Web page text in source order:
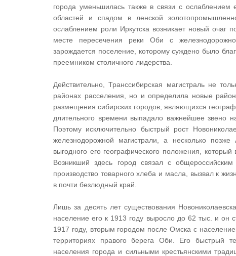
города уменьшилась также в связи с ослаблением
областей и спадом в ленской
ослаблением роли Иркутска возникает новый очаг
месте пересечения реки Оби с
зарождается поселение, которому суждено было
преемником столичного лидерства.
Действительно, Транссибирская магистраль не
районах расселения, но и определила новые
размещения сибирских городов, являющихся
длительного времени выпадало важнейшее звено
Поэтому исключительно быстрый рост
железнодорожной магистрали, а несколько
выгодного его географического положения,
Возникший здесь город связал с
производство товарного хлеба и масла, вызвал к
в почти безлюдный край.
Лишь за десять лет существования
население его к 1913 году выросло до 62 тыс. и он
1917 году, вторым городом после Омска с
территориях правого берега Оби. Его быстрый
населения города и сильными крестьянскими